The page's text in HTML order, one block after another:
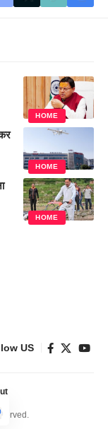
HOME
HOME
HOME
US